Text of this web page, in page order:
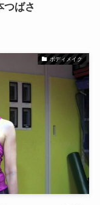
つばさ
ボディメイク